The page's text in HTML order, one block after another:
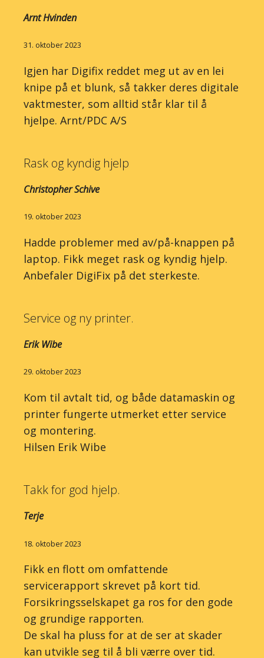
Arnt Hvinden
31. oktober 2023
Igjen har Digifix reddet meg ut av en lei
knipe på et blunk, så takker deres digitale
vaktmester, som alltid står klar til å
hjelpe. Arnt/PDC A/S
Rask og kyndig hjelp
Christopher Schive
19. oktober 2023
Hadde problemer med av/på-knappen på
laptop. Fikk meget rask og kyndig hjelp.
Anbefaler DigiFix på det sterkeste.
Service og ny printer.
Erik Wibe
29. oktober 2023
Kom til avtalt tid, og både datamaskin og
printer fungerte utmerket etter service
og montering.
Hilsen Erik Wibe
Takk for god hjelp.
Terje
18. oktober 2023
Fikk en flott om omfattende
servicerapport skrevet på kort tid.
Forsikringsselskapet ga ros for den gode
og grundige rapporten.
De skal ha pluss for at de ser at skader
kan utvikle seg til å bli værre over tid.